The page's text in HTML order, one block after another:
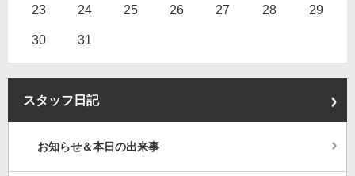
23 24 25 26 27 28 29
30 31
スタッフ日記
お知らせ＆本日の出来事